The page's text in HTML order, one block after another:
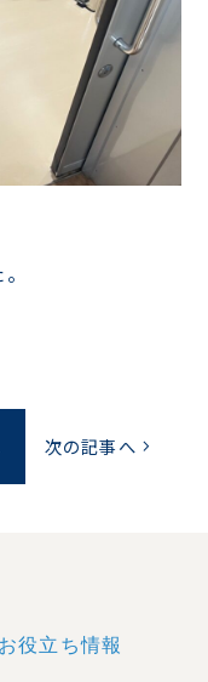
次の記事へ chevron_right
お役立ち情報